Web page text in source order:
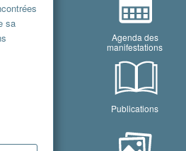
sa
Agenda des
manifestations
Publications